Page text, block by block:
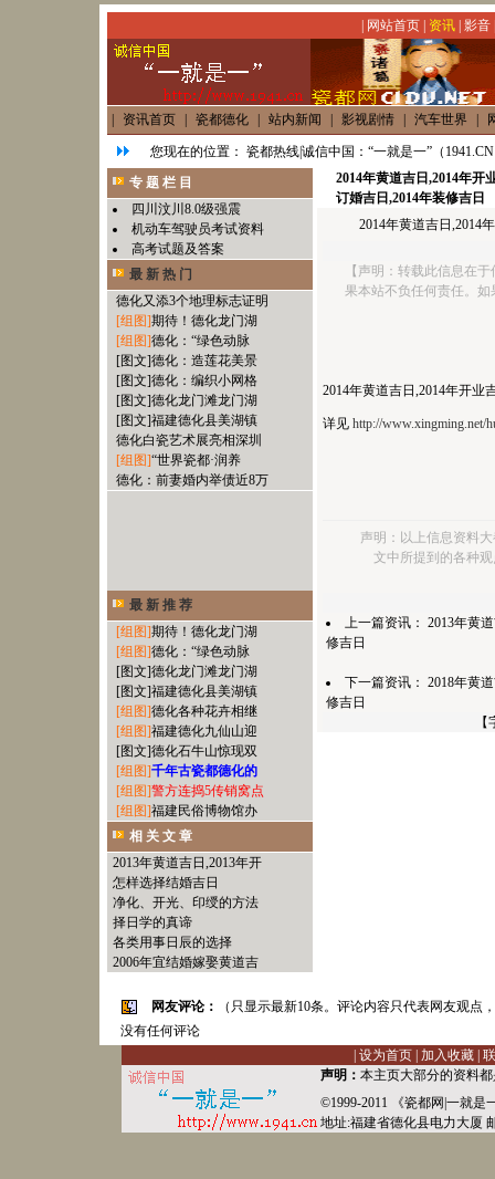
网站首页| 资讯| 影音
资讯首页 瓷都德化 站内新闻 影视剧情 汽车世界
您现在的位置： 瓷都热线|诚信中国：“一就是一”（
专 题 栏 目
四川汶川8.0级强震
机动车驾驶员考试资料
高考试题及答案
最 新 热 门
德化又添3个地理标志证明
[组图]期待！德化龙门湖
[组图]德化：“绿色动脉
[图文]德化：造莲花美景
[图文]德化：编织小网格
[图文]德化龙门滩龙门湖
[图文]福建德化县美湖镇
德化白瓷艺术展亮相深圳
[组图]“世界瓷都·润养
德化：前妻婚内举债近8万
最 新 推 荐
[组图]期待！德化龙门湖
[组图]德化：“绿色动脉
[图文]德化龙门滩龙门湖
[图文]福建德化县美湖镇
[组图]德化各种花卉相继
[组图]福建德化九仙山迎
[图文]德化石牛山惊现双
[组图]千年古瓷都德化的
[组图]警方连捣5传销窝点
[组图]福建民俗博物馆办
相 关 文 章
2013年黄道吉日,2013年开
怎样选择结婚吉日
净化、开光、印绶的方法
择日学的真谛
各类用事日辰的选择
2006年宜结婚嫁娶黄道吉
2014年黄道吉日,2014年开
订婚吉日,2014年装修吉日
2014年黄道吉日,2014
【声明：转载此信息在
果本站不负任何责任。
2014年黄道吉日,2014年开业
详见 http://www.xingming.net/
声明：以上信息资料
文中所提到的各种
上一篇资讯： 2013年黄
修吉日
下一篇资讯： 2018年黄
修吉日
网友评论：
（只显示最新10条。评论内容只代表网友观点
没有任何评论
设为首页| 加入收藏|
声明： 本主页大部分的资料
©1999-2011 《瓷都网 一就是
地址:福建省德化县电力大厦